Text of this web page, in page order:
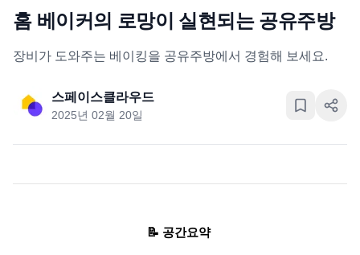
홈 베이커의 로망이 실현되는 공유주방
장비가 도와주는 베이킹을 공유주방에서 경험해 보세요.
스페이스클라우드
2025년 02월 20일
📝 공간요약